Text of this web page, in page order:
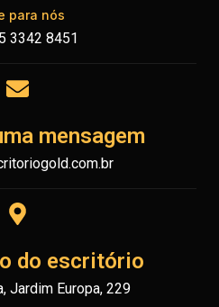
para nós
3342 8451
mensagem
do escritório
Jardim Europa, 229